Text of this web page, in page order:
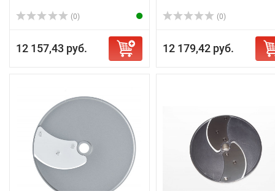
(0)
12 157,43 руб.
(0)
12 179,42 руб.